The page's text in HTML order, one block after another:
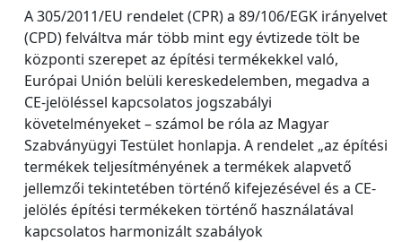
A 305/2011/EU rendelet (CPR) a 89/106/EGK irányelvet
(CPD) felváltva már több mint egy évtizede tölt be
központi szerepet az építési termékekkel való,
Európai Unión belüli kereskedelemben, megadva a
CE-jelöléssel kapcsolatos jogszabályi
követelményeket – számol be róla az Magyar
Szabványügyi Testület honlapja. A rendelet „az építési
termékek teljesítményének a termékek alapvető
jellemzői tekintetében történő kifejezésével és a CE-
jelölés építési termékeken történő használatával
kapcsolatos harmonizált szabályok